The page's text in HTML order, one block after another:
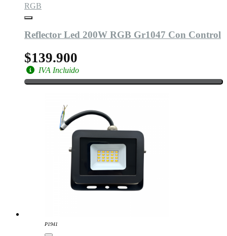
RGB
Reflector Led 200W RGB Gr1047 Con Control
$139.900
IVA Incluido
P1941